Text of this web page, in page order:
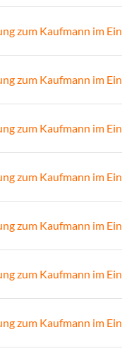
zum Kaufmann im
zum Kaufmann im
zum Kaufmann im
zum Kaufmann im
zum Kaufmann im
zum Kaufmann im
zum Kaufmann im